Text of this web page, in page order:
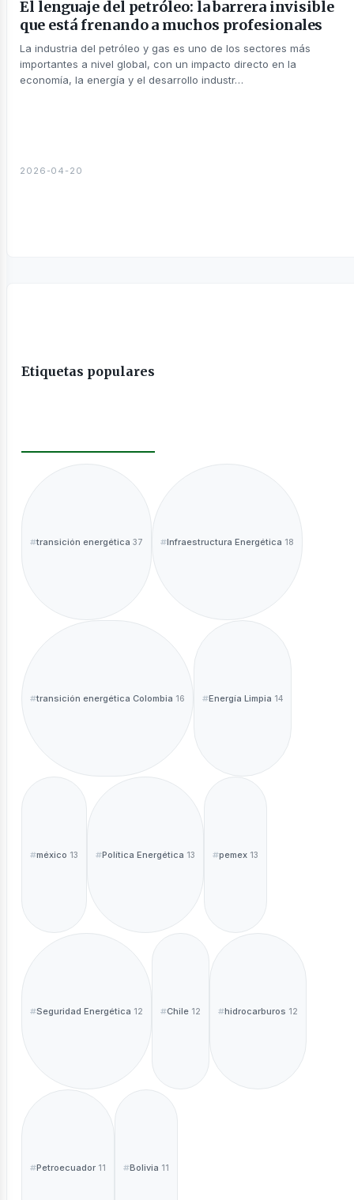
El lenguaje del petróleo: la barrera invisible
que está frenando a muchos profesionales
La industria del petróleo y gas es uno de los sectores más
importantes a nivel global, con un impacto directo en la
economía, la energía y el desarrollo industr…
2026-04-20
Etiquetas populares
transición energética 37 Infraestructura Energética 18
transición energética Colombia 16 Energía Limpia 14
méxico 13 Política Energética 13 pemex 13
Seguridad Energética 12 Chile 12 hidrocarburos 12
Petroecuador 11 Bolivia 11